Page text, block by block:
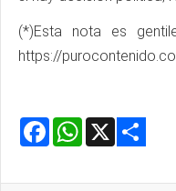
(*)Esta nota es
https://
Facebook
WhatsApp